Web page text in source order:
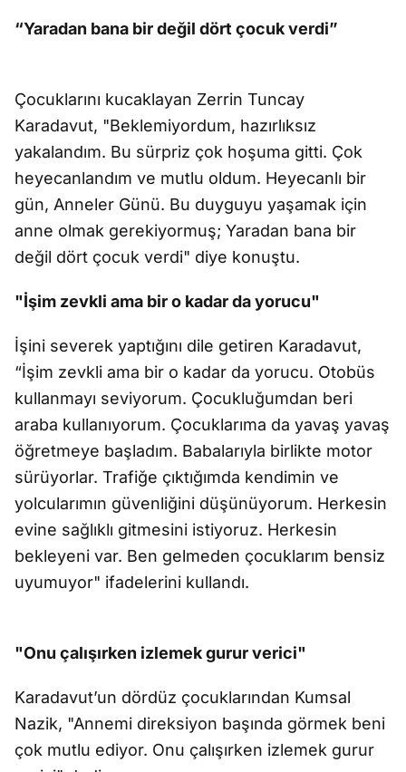
“Yaradan bana bir değil dört çocuk verdi”
Çocuklarını kucaklayan Zerrin Tuncay
Karadavut, "Beklemiyordum, hazırlıksız
yakalandım. Bu sürpriz çok hoşuma gitti. Çok
heyecanlandım ve mutlu oldum. Heyecanlı bir
gün, Anneler Günü. Bu duyguyu yaşamak için
anne olmak gerekiyormuş; Yaradan bana bir
değil dört çocuk verdi" diye konuştu.
"İşim zevkli ama bir o kadar da yorucu"
İşini severek yaptığını dile getiren Karadavut,
“İşim zevkli ama bir o kadar da yorucu. Otobüs
kullanmayı seviyorum. Çocukluğumdan beri
araba kullanıyorum. Çocuklarıma da yavaş yavaş
öğretmeye başladım. Babalarıyla birlikte motor
sürüyorlar. Trafiğe çıktığımda kendimin ve
yolcularımın güvenliğini düşünüyorum. Herkesin
evine sağlıklı gitmesini istiyoruz. Herkesin
bekleyeni var. Ben gelmeden çocuklarım bensiz
uyumuyor" ifadelerini kullandı.
"Onu çalışırken izlemek gurur verici"
Karadavut’un dördüz çocuklarından Kumsal
Nazik, "Annemi direksiyon başında görmek beni
çok mutlu ediyor. Onu çalışırken izlemek gurur